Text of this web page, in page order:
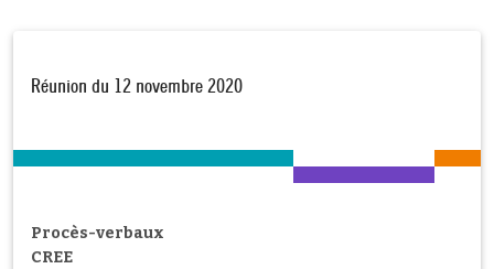
Réunion du 12 novembre 2020
Procès-verbaux
CREE